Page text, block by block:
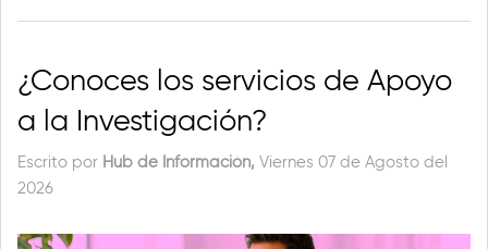
¿Conoces los servicios de Apoyo
a la Investigación?
Escrito por Hub de Información, Viernes 07 de Agosto del
2026